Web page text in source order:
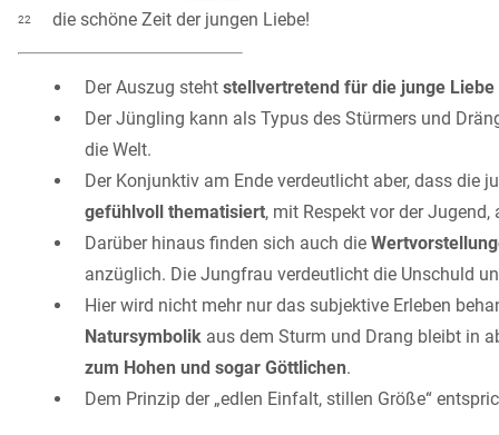
22 die schöne Zeit der jungen Liebe!
Der Auszug steht stellvertretend für die junge Liebe
Der Jüngling kann als Typus des Stürmers und
die Welt.
Der Konjunktiv am Ende verdeutlicht aber, dass
gefühlvoll thematisiert, mit Respekt vor der
Darüber hinaus finden sich auch die
anzüglich. Die Jungfrau verdeutlicht die Unschuld
Hier wird nicht mehr nur das subjektive Erleben
Natursymbolik aus dem Sturm und Drang bleibt in
zum Hohen und sogar Göttlichen.
Dem Prinzip der „edlen Einfalt, stillen Größe“